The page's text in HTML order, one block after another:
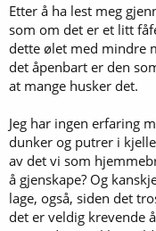
Etter å ha lest meg
som om det er et litt
dette ølet med mindre
det åpenbart er den
at mange husker det.
Jeg har ingen erfaring
dunker og putrer i
av det vi som
å gjenskape? Og
lage, også, siden det
det er veldig krevende